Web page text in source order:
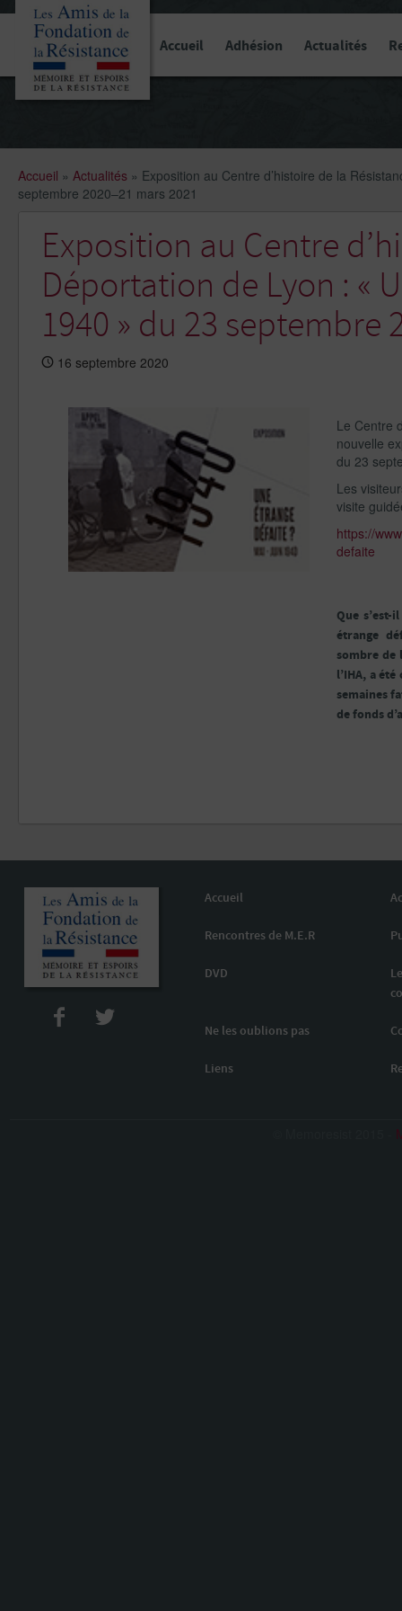
Accueil Adhésion Actualités
Accueil » Actualités » Exposition au Centre d’histoire de la
septembre 2020–21 mars 2021
Exposition au Centre
Déportation de Lyon : «
1940 » du 23 septembre
16 septembre 2020
Le Centre
nouvelle
du 23
Les
visite
https://
defaite
Que
étrange
sombre de
l’IHA, a
semaines
de fonds
Accueil
Rencontres de M.E.R
DVD
Ne les oublions pas
Liens
Panneau de gestion des cookies